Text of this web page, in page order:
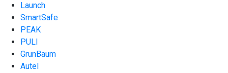
Launch
SmartSafe
PEAK
PULI
GrunBaum
Autel